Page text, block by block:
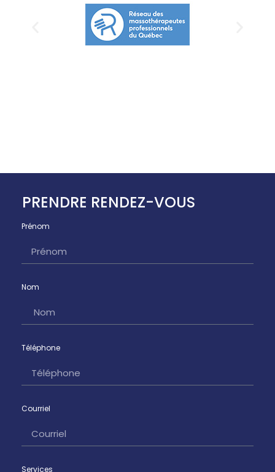
PRENDRE RENDEZ-VOUS
Prénom
Nom
Téléphone
Courriel
Services